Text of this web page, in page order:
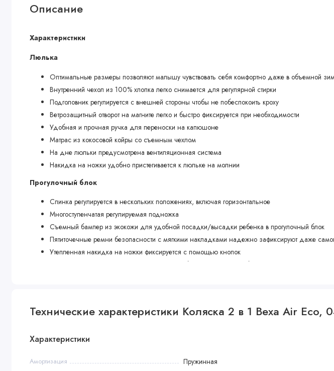
Описание
Характеристики
Люлька
Оптимальные размеры позволяют малышу чувствовать себя комфортно даже в объемной
Внутренний чехол из 100% хлопка легко снимается для регулярной стирки
Подголовник регулируется с внешней стороны чтобы не побеспокоить кроху
Ветрозащитный отворот на магните легко и быстро фиксируется при необходимости
Удобная и прочная ручка для переноски на капюшоне
Матрас из кокосовой койры со съемным чехлом
На дне люльки предусмотрена вентиляционная система
Накидка на ножки удобно пристегивается к люльке на молнии
Прогулочный блок
Спинка регулируется в нескольких положениях, включая горизонтальное
Многоступенчатая регулируемая подножка
Съемный бампер из экокожи для удобной посадки/высадки ребенка в прогулочный блок
Пятиточечные ремни безопасности с мягкими накладками надежно зафиксируют даже
Утепленная накидка на ножки фиксируется с помощью кнопок
Анатомически правильное сидение для удобного положения ребенка
Пружинная амортизация и система “антишок” для мягкости хода
Центральный тормоз
Технические характеристики Коляска 2 в 1 Bexa Air Eco,
Характеристики
Амортизация Пружинная